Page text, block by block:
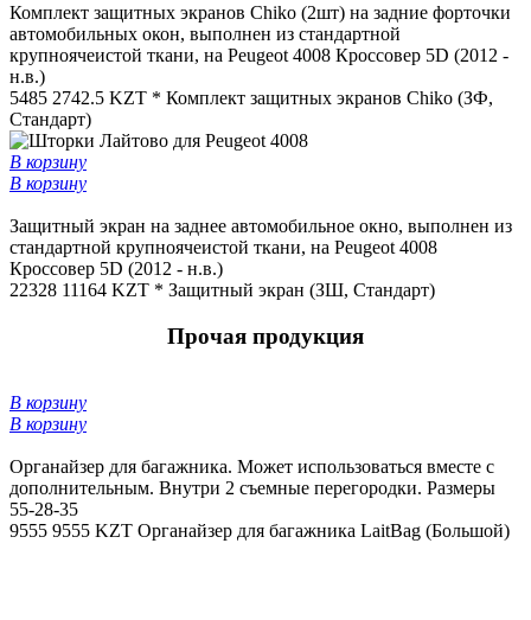
Комплект защитных экранов Chiko (2шт) на задние форточки
автомобильных окон, выполнен из стандартной
крупноячеистой ткани, на Peugeot 4008 Кроссовер 5D (2012 -
н.в.)
5485 2742.5 KZT * Комплект защитных экранов Chiko (ЗФ,
Стандарт)
В корзину
В корзину
Защитный экран на заднее автомобильное окно, выполнен из
стандартной крупноячеистой ткани, на Peugeot 4008
Кроссовер 5D (2012 - н.в.)
22328 11164 KZT * Защитный экран (ЗШ, Стандарт)
Прочая продукция
В корзину
В корзину
Органайзер для багажника. Может использоваться вместе с
дополнительным. Внутри 2 съемные перегородки. Размеры
55-28-35
9555 9555 KZT Органайзер для багажника LaitBag (Большой)